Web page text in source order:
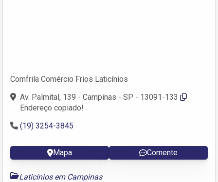
Comfrila Comércio Frios Laticínios
Av. Palmital, 139 - Campinas - SP - 13091-133
Endereço copiado!
(19) 3254-3845
Mapa Comente
Laticínios em Campinas